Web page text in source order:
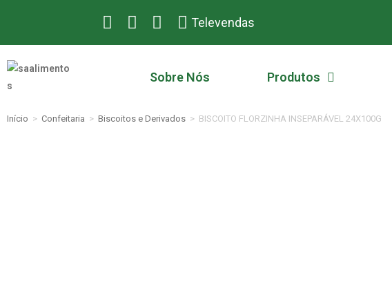
Televendas
Sobre Nós Produtos
Início > Confeitaria > Biscoitos e Derivados > BISCOITO FLORZINHA INSEPARÁVEL 24X100G